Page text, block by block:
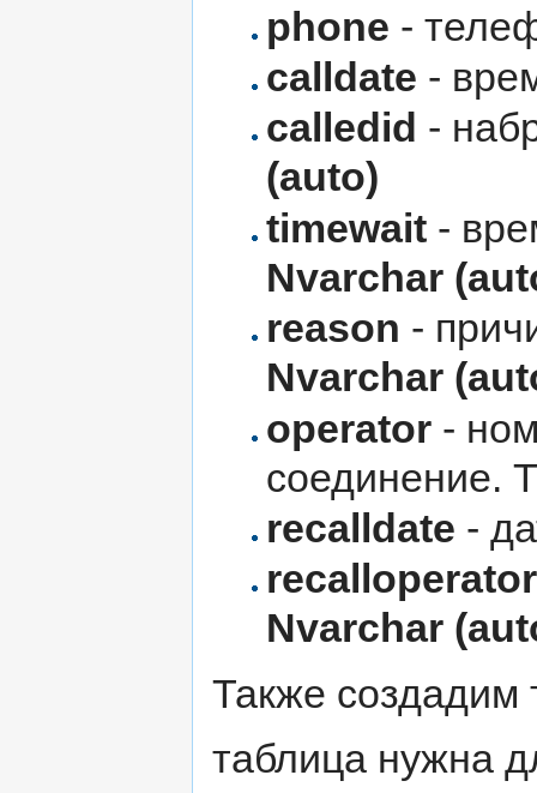
phone -
calldate -
calledid -
(auto)
timewait-
Nvarchar
reason -
Nvarchar
operator-
соединение.
recalldate -
recalloperator
Nvarchar
Также создадим
таблица нужна